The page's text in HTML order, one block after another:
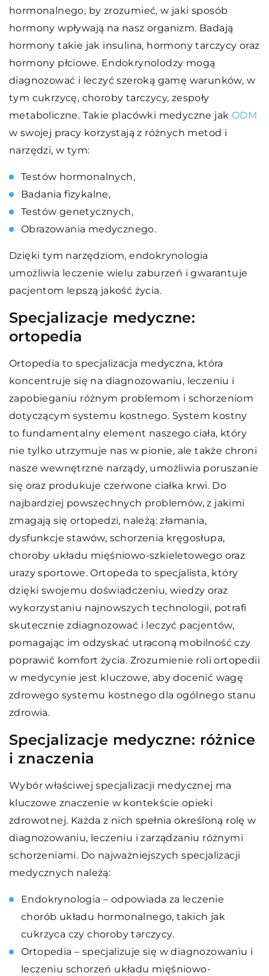
hormonalnego, by zrozumieć, w jaki sposób
hormony wpływają na nasz organizm. Badają
hormony takie jak insulina, hormony tarczycy oraz
hormony płciowe. Endokrynolodzy mogą
diagnozować i leczyć szeroką gamę warunków, w
tym cukrzycę, choroby tarczycy, zespoły
metaboliczne. Takie placówki medyczne jak ODM
w swojej pracy korzystają z różnych metod i
narzędzi, w tym:
Testów hormonalnych,
Badania fizykalne,
Testów genetycznych,
Obrazowania medycznego.
Dzięki tym narzędziom, endokrynologia
umożliwia leczenie wielu zaburzeń i gwarantuje
pacjentom lepszą jakość życia.
Specjalizacje medyczne:
ortopedia
Ortopedia to specjalizacja medyczna, która
koncentruje się na diagnozowaniu, leczeniu i
zapobieganiu różnym problemom i schorzeniom
dotyczącym systemu kostnego. System kostny
to fundamentalny element naszego ciała, który
nie tylko utrzymuje nas w pionie, ale także chroni
nasze wewnętrzne narządy, umożliwia poruszanie
się oraz produkuje czerwone ciałka krwi. Do
najbardziej powszechnych problemów, z jakimi
zmagają się ortopedzi, należą: złamania,
dysfunkcje stawów, schorzenia kręgosłupa,
choroby układu mięśniowo-szkieletowego oraz
urazy sportowe. Ortopeda to specjalista, który
dzięki swojemu doświadczeniu, wiedzy oraz
wykorzystaniu najnowszych technologii, potrafi
skutecznie zdiagnozować i leczyć pacjentów,
pomagając im odzyskać utraconą mobilność czy
poprawić komfort życia. Zrozumienie roli ortopedii
w medycynie jest kluczowe, aby docenić wagę
zdrowego systemu kostnego dla ogólnego stanu
zdrowia.
Specjalizacje medyczne: różnice
i znaczenia
Wybór właściwej specjalizacji medycznej ma
kluczowe znaczenie w kontekście opieki
zdrowotnej. Każda z nich spełnia określoną rolę w
diagnozowaniu, leczeniu i zarządzaniu różnymi
schorzeniami. Do najważniejszych specjalizacji
medycznych należą:
Endokrynologia – odpowiada za leczenie
chorób układu hormonalnego, takich jak
cukrzyca czy choroby tarczycy.
Ortopedia – specjalizuje się w diagnozowaniu i
leczeniu schorzeń układu mięśniowo-